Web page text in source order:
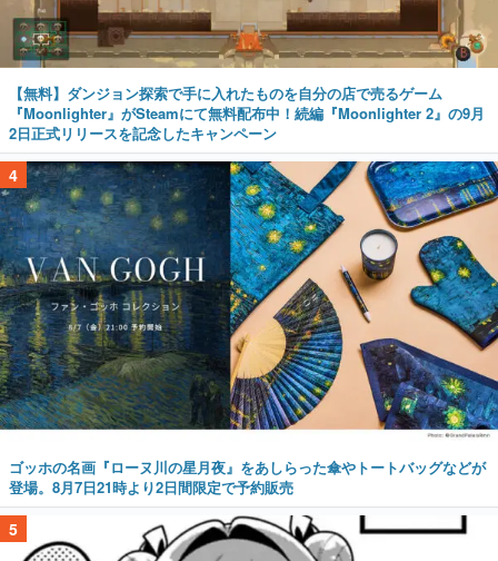
【無料】ダンジョン探索で手に入れたものを自分の店で売るゲーム
『Moonlighter』がSteamにて無料配布中！続編『Moonlighter 2』の9月
2日正式リリースを記念したキャンペーン
4
ゴッホの名画『ローヌ川の星月夜』をあしらった傘やトートバッグなどが
登場。8月7日21時より2日間限定で予約販売
5